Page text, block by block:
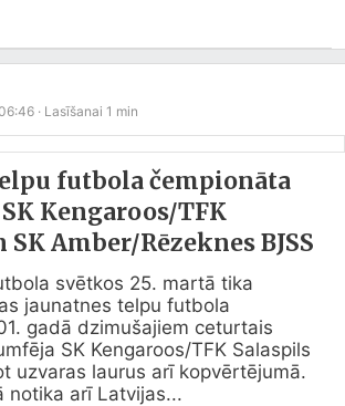
· Lasīšanai 1 min
futbola čempionāta
Kengaroos/TFK
Amber/Rēzeknes BJSS
svētkos 25. martā tika
jaunatnes telpu futbola
gadā dzimušajiem ceturtais
SK Kengaroos/TFK Salaspils
uzvaras laurus arī kopvērtējumā.
notika arī Latvijas...